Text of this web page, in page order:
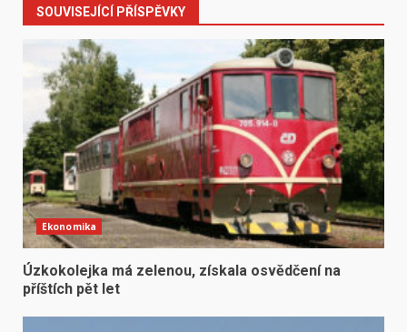
SOUVISEJÍCÍ PŘÍSPĚVKY
Ekonomika
Úzkokolejka má zelenou, získala osvědčení na
příštích pět let